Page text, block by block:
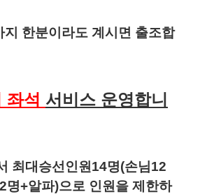
지 한분이라도 계시면 출조합
좌석 서비스 운영합니
최대승선인원14명(손님12
명+알파)으로 인원을 제한하